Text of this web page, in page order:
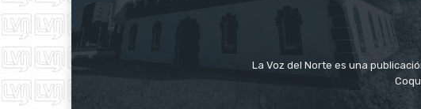
La Voz del Norte es una